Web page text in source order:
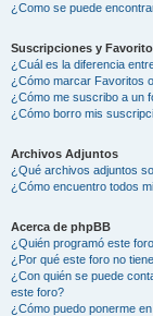
¿Como se puede
Suscripciones y
¿Cuál es la diferencia
¿Cómo marcar Favoritos
¿Cómo me suscribo a un
¿Cómo borro mis
Archivos Adjuntos
¿Qué archivos adjuntos
¿Cómo encuentro todos
Acerca de phpBB
¿Quién programó este
¿Por qué este foro no
¿Con quién se puede
este foro?
¿Cómo puedo ponerme